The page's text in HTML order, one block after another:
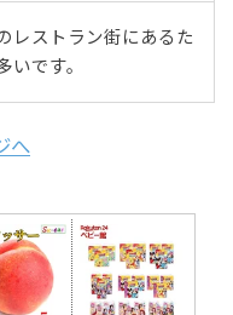
レストラン街にあるた
いです。
へ